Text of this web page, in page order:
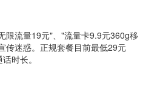
限流量19元"、"流量卡9.9元360g移
传迷惑。正规套餐目前最低29元
时长。